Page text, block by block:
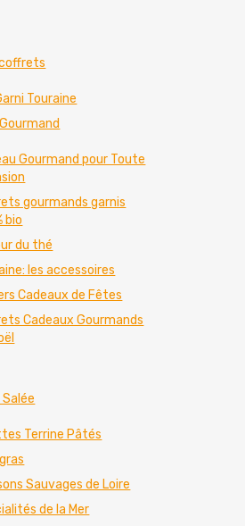
Touraine
Gourmand pour Toute
gourmands garnis
bio
du thé
les accessoires
Cadeaux de Fêtes
Cadeaux Gourmands
Salée
Terrine Pâtés
Sauvages de Loire
de la Mer